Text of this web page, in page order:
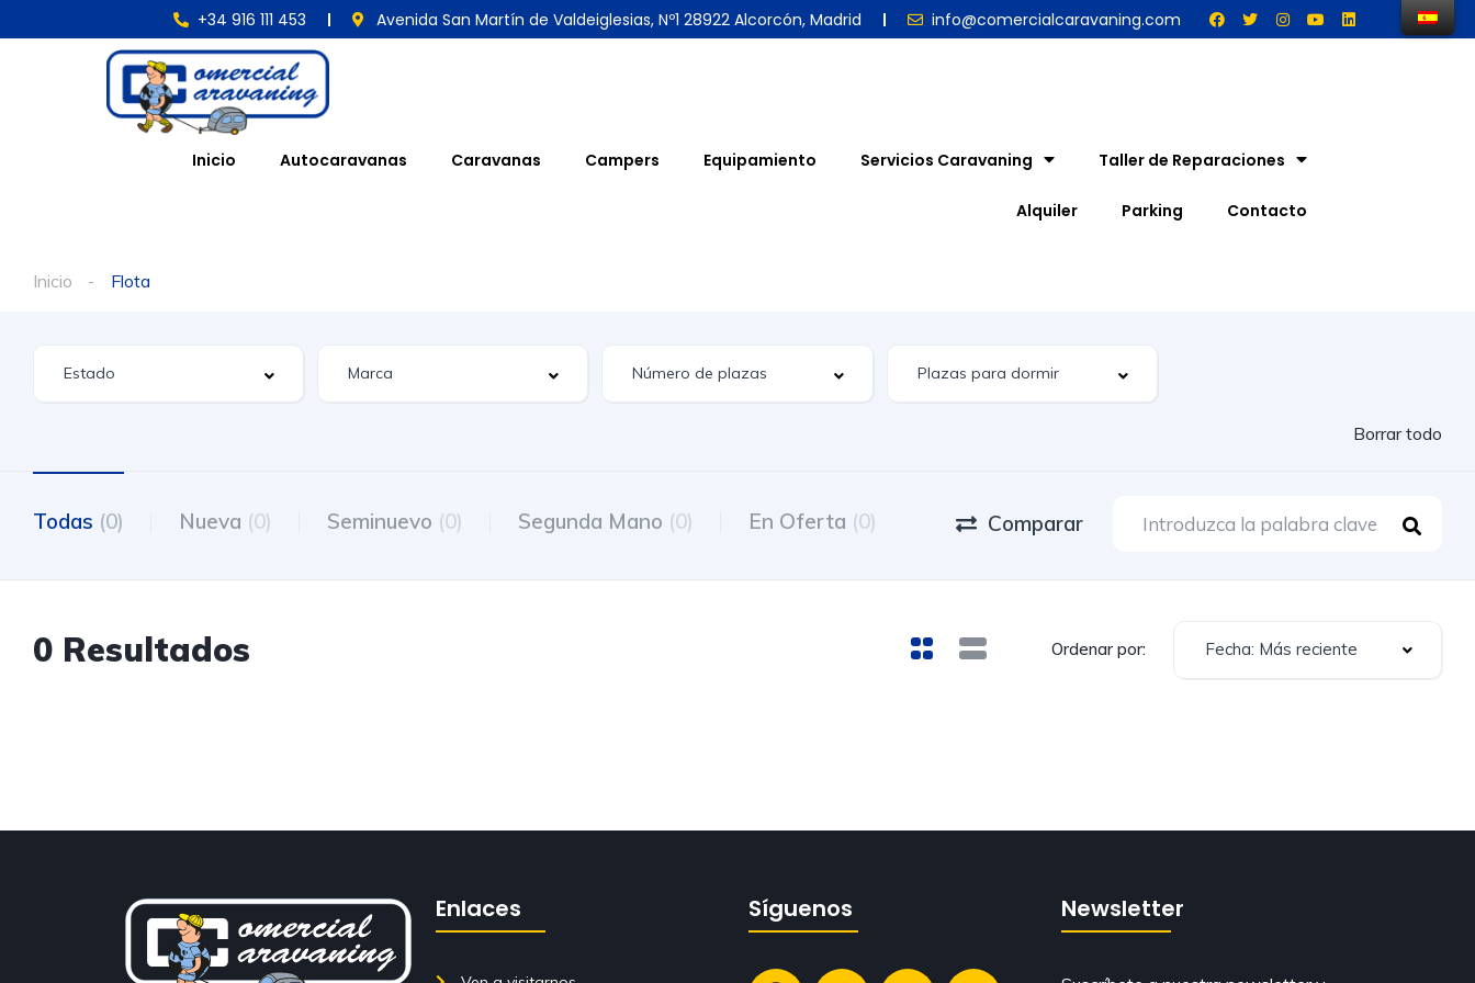
+34 916 111 453 Avenida San Martín de Valdeiglesias, Nº1 28922 Alcorcón, Madrid info@comercialcaravaning.com
Inicio Autocaravanas Caravanas Campers Equipamiento Servicios Caravaning Taller de Reparaciones
Alquiler Parking Contacto
Inicio Flota
Borrar todo
Todas (0) Nueva (0) Seminuevo (0) Segunda Mano (0) En Oferta (0) Comparar
0 Resultados Ordenar por: Fecha: Más reciente
Enlaces Síguenos Newsletter